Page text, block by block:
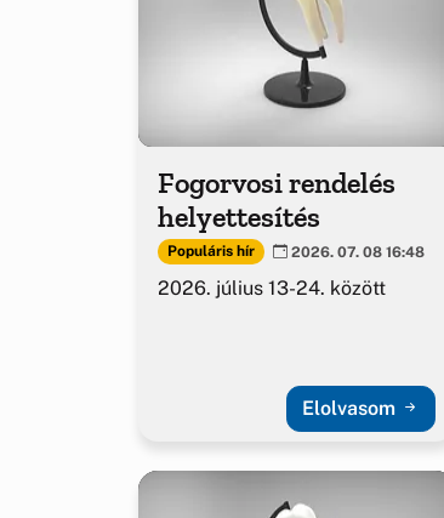
Fogorvosi rendelés
helyettesítés
Populáris hír 2026. 07. 08 16:48
2026. július 13-24. között
Elolvasom